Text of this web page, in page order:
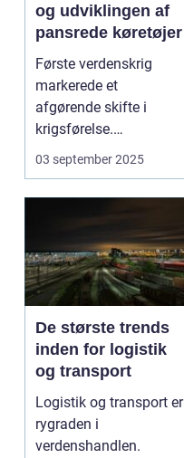
og udviklingen af
pansrede køretøjer
Første verdenskrig
markerede et
afgørende skifte i
krigsførelse.
Industrialiser...
03 september 2025
De største trends
inden for logistik
og transport
Logistik og transport er
rygraden i
verdenshandlen.